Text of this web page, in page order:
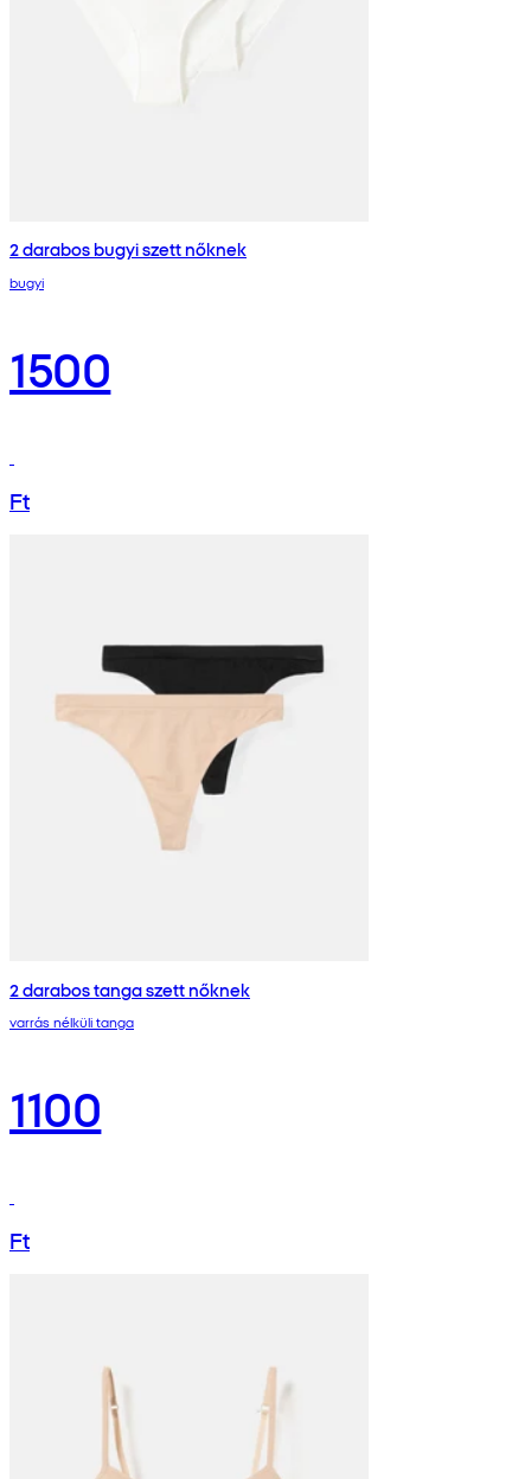
2 darabos bugyi szett nőknek
bugyi
1500
Ft
2 darabos tanga szett nőknek
varrás nélküli tanga
1100
Ft